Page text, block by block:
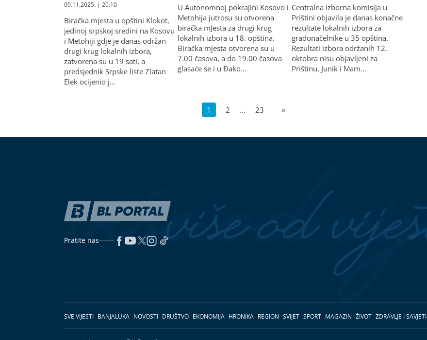
09.11.2025. | 20:10
Biračka mjesta u opštini Klokot,
jedinoj srpskoj sredini na Kosovu
i Metohiji gdje je danas održan
drugi krug lokalnih izbora,
zatvorena su u 19 sati, a
predsjednik Srpske liste Zlatan
Elek ocijenio j…
U Autonomnoj pokrajini Kosovo i
Metohija jutrosu su otvorena
biračka mJesta za drugi krug
lokalnih izbora u 18. opština.
Biračka mjesta otvorena su u
7.00 časova, a do 19.00 časova
glasaće se i u Đako…
Centralna izborna komisija u
Prištini objavila je danas konačne
rezultate lokalnih izbora za
gradonačelnike u 35 opština.
Rezultati izbora održanih 12.
oktobra nisu objavljeni za
Prištinu, Junik i Mam…
1 2 … 23 »
Pratite nas
SVE VIJESTI BANJALUKA NOVOSTI DRUŠTVO EKONOMIJA HRONIKA REGION SVIJET SPORT MAGAZIN ŽIVOT ZDRAVLJE I SAVJETI